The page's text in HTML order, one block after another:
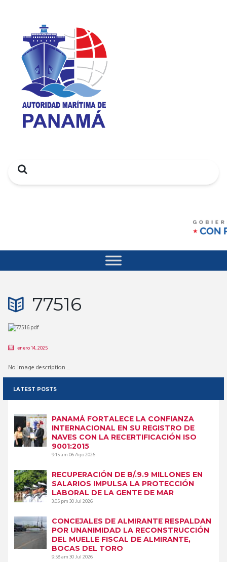
Search
77516
enero 14, 2025
No image description ...
LATEST POSTS
PANAMÁ FORTALECE LA CONFIANZA
INTERNACIONAL EN SU REGISTRO DE
NAVES CON LA RECERTIFICACIÓN ISO
9001:2015
9:15 am06 Ago 2026
RECUPERACIÓN DE B/.9.9 MILLONES EN
SALARIOS IMPULSA LA PROTECCIÓN
LABORAL DE LA GENTE DE MAR
3:05 pm30 Jul 2026
CONCEJALES DE ALMIRANTE RESPALDAN
POR UNANIMIDAD LA RECONSTRUCCIÓN
DEL MUELLE FISCAL DE ALMIRANTE,
BOCAS DEL TORO
9:58 am30 Jul 2026